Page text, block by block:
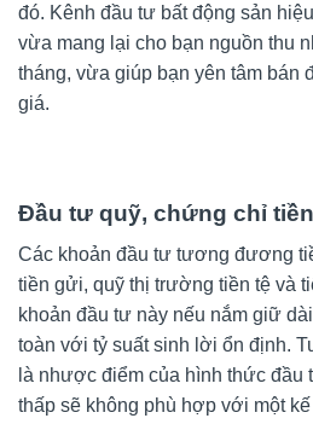
đó. Kênh đầu tư bất động sản
vừa mang lại cho bạn nguồn thu
tháng, vừa giúp bạn yên tâm bán
giá.
Đầu tư quỹ, chứng chỉ
Các khoản đầu tư tương đương
tiền gửi, quỹ thị trường tiền tệ và
khoản đầu tư này nếu nắm giữ
toàn với tỷ suất sinh lời ổn định.
là nhược điểm của hình thức đầu
thấp sẽ không phù hợp với một